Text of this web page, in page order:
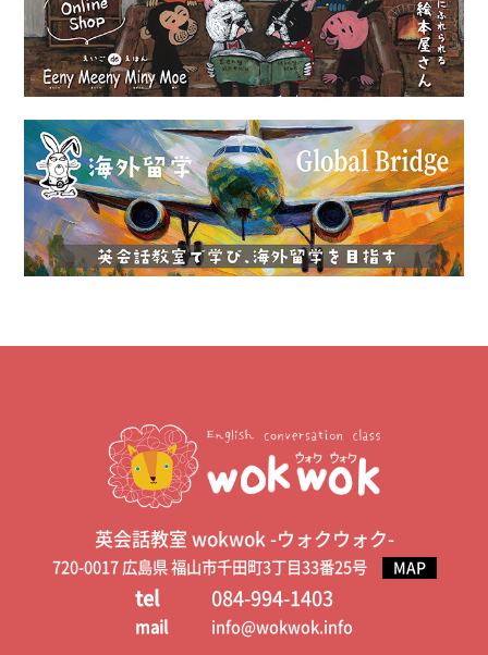
英会話教室 wokwok -ウォクウォク-
720-0017 広島県 福山市千田町3丁目33番25号 MAP
tel 084-994-1403
mail info@wokwok.info